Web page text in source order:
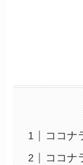
ココナ
ココナ